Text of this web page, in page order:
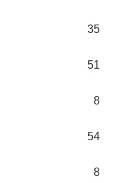
35
51
8
54
8